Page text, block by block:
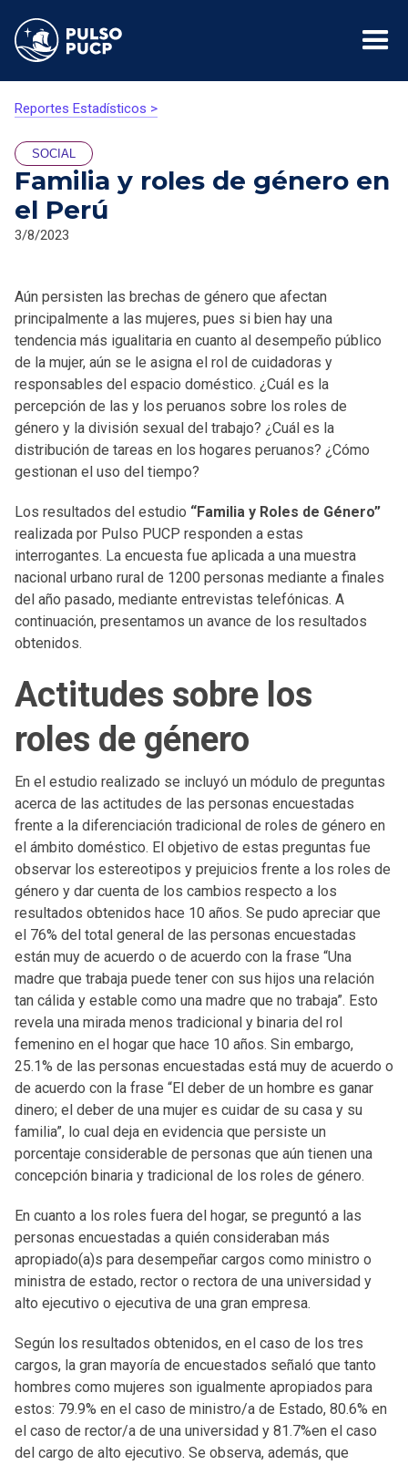
Reportes Estadísticos >
SOCIAL
Familia y roles de género en
el Perú
3/8/2023
Aún persisten las brechas de género que afectan
principalmente a las mujeres, pues si bien hay una
tendencia más igualitaria en cuanto al desempeño público
de la mujer, aún se le asigna el rol de cuidadoras y
responsables del espacio doméstico. ¿Cuál es la
percepción de las y los peruanos sobre los roles de
género y la división sexual del trabajo? ¿Cuál es la
distribución de tareas en los hogares peruanos? ¿Cómo
gestionan el uso del tiempo?
Los resultados del estudio “Familia y Roles de Género”
realizada por Pulso PUCP responden a estas
interrogantes. La encuesta fue aplicada a una muestra
nacional urbano rural de 1200 personas mediante a finales
del año pasado, mediante entrevistas telefónicas. A
continuación, presentamos un avance de los resultados
obtenidos.
Actitudes sobre los
roles de género
En el estudio realizado se incluyó un módulo de preguntas
acerca de las actitudes de las personas encuestadas
frente a la diferenciación tradicional de roles de género en
el ámbito doméstico. El objetivo de estas preguntas fue
observar los estereotipos y prejuicios frente a los roles de
género y dar cuenta de los cambios respecto a los
resultados obtenidos hace 10 años. Se pudo apreciar que
el 76% del total general de las personas encuestadas
están muy de acuerdo o de acuerdo con la frase “Una
madre que trabaja puede tener con sus hijos una relación
tan cálida y estable como una madre que no trabaja”. Esto
revela una mirada menos tradicional y binaria del rol
femenino en el hogar que hace 10 años. Sin embargo,
25.1% de las personas encuestadas está muy de acuerdo o
de acuerdo con la frase “El deber de un hombre es ganar
dinero; el deber de una mujer es cuidar de su casa y su
familia”, lo cual deja en evidencia que persiste un
porcentaje considerable de personas que aún tienen una
concepción binaria y tradicional de los roles de género.
En cuanto a los roles fuera del hogar, se preguntó a las
personas encuestadas a quién consideraban más
apropiado(a)s para desempeñar cargos como ministro o
ministra de estado, rector o rectora de una universidad y
alto ejecutivo o ejecutiva de una gran empresa.
Según los resultados obtenidos, en el caso de los tres
cargos, la gran mayoría de encuestados señaló que tanto
hombres como mujeres son igualmente apropiados para
estos: 79.9% en el caso de ministro/a de Estado, 80.6% en
el caso de rector/a de una universidad y 81.7%en el caso
del cargo de alto ejecutivo. Se observa, además, que